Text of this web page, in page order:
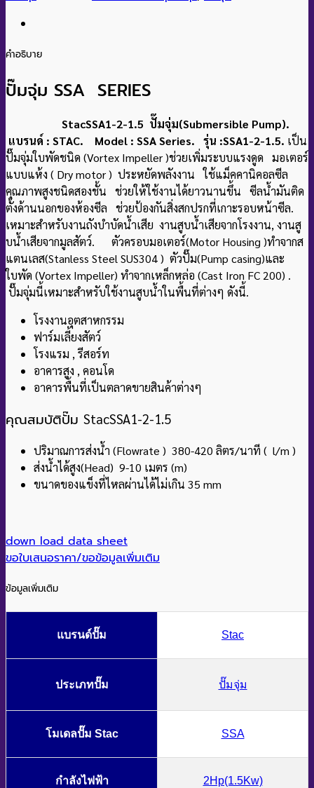
คำอธิบาย
ปั๊มจุ่ม SSA SERIES
StacSSA1-2-1.5 ปั๊มจุ่ม(Submersible Pump).
แบรนด์ : STAC. Model : SSA Series. รุ่น :SSA1-2-1.5. เป็น
ปั๊มจุ่มใบพัดชนิด (Vortex Impeller )ช่วยเพิ่มระบบแรงดูด มอเตอร์
แบบแห้ง ( Dry motor ) ประหยัดพลังงาน ใช้แม็คคานิคอลซีล
คุณภาพสูงชนิดสองชั้น ช่วยให้ใช้งานได้ยาวนานขึ้น ซีลน้ํามันติด
ตั้งด้านนอกของห้องซีล ช่วยป้องกันสิ่งสกปรกที่เกาะรอบหน้าซีล.
เหมาะสําหรับงานถังบําบัดน้ําเสีย งานสูบน้ําเสียจากโรงงาน, งานสู
บน้ําเสียจากมูลสัตว์. ตัวครอบมอเตอร์(Motor Housing )ทำจากส
แตนเลส(Stanless Steel SUS304 ) ตัวปั๊ม(Pump casing)และ
ใบพัด (Vortex Impeller) ทำจากเหล็กหล่อ (Cast Iron FC 200) .
ปั๊มจุ่มนี้เหมาะสําหรับใช้งานสูบน้ำในพื้นที่ต่างๆ ดังนี้.
โรงงานอุตสาหกรรม
ฟาร์มเลี้ยงสัตว์
โรงแรม , รีสอร์ท
อาคารสูง , คอนโด
อาคารพื้นที่เป็นตลาดขายสินค้าต่างๆ
คุณสมบัติปั๊ม StacSSA1-2-1.5
ปริมาณการส่งน้ำ (Flowrate ) 380-420 ลิตร/นาที ( l/m )
ส่งน้ำได้สูง(Head) 9-10 เมตร (m)
ขนาดของแข็งที่ไหลผ่านได้ไม่เกิน 35 mm
down load data sheet
ขอใบเสนอราคา/ขอข้อมูลเพิ่มเติม
ข้อมูลเพิ่มเติม
แบรนด์ปั๊ม Stac
ประเภทปั๊ม ปั๊มจุ่ม
โมเดลปั๊ม Stac SSA
กำลังไฟฟ้า 2Hp(1.5Kw)